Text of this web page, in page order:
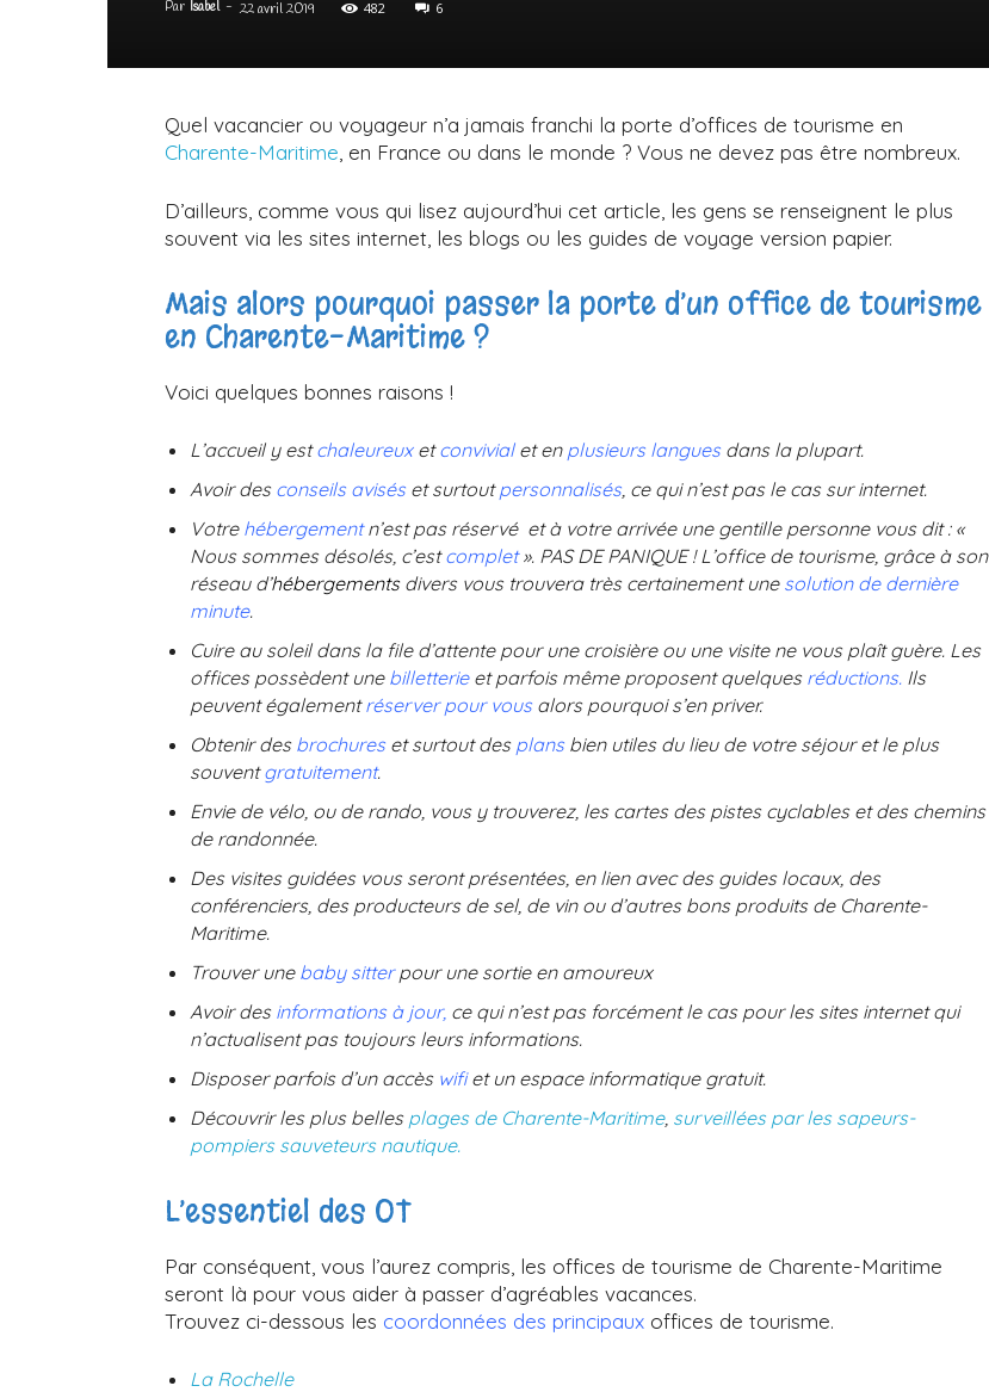
Par Isabel - 22 avril 2019 482 6
Quel vacancier ou voyageur n’a jamais franchi la porte d’offices de tourisme en
Charente-Maritime , en France ou dans le monde ? Vous ne devez pas être nombreux.
D’ailleurs, comme vous qui lisez aujourd’hui cet article, les gens se renseignent le plus
souvent via les sites internet, les blogs ou les guides de voyage version papier.
Mais alors pourquoi passer la porte d’un office de tourisme
en Charente-Maritime ?
Voici quelques bonnes raisons !
L’accueil y estchaleureux etconvivialet en plusieurs langues dans la plupart.
Avoir des conseils avisés et surtoutpersonnalisés , ce qui n’est pas le cas sur internet.
Votre hébergementn’est pas réservé et à votre arrivée une gentille personne vous dit : «
Nous sommes désolés, c’estcomplet». PAS DE PANIQUE ! L’office de tourisme, grâce à son
réseau d’hébergements divers vous trouvera très certainement une solution de dernière
minute.
Cuire au soleil dans la file d’attente pour une croisière ou une visite ne vous plaît guère. Les
offices possèdent une billetterie et parfois même proposent quelques réductions. Ils
peuvent égalementréserver pour vous alors pourquoi s’en priver.
Obtenir des brochures et surtout des plans bien utiles du lieu de votre séjour et le plus
souventgratuitement.
Envie de vélo, ou de rando, vous y trouverez, les cartes des pistes cyclables et des chemins
de randonnée.
Des visites guidées vous seront présentées, en lien avec des guides locaux, des
conférenciers, des producteurs de sel, de vin ou d’autres bons produits de Charente-
Maritime.
Trouver une baby sitterpour une sortie en amoureux
Avoir des informations à jour, ce qui n’est pas forcément le cas pour les sites internet qui
n’actualisent pas toujours leurs informations.
Disposer parfois d’un accès wifiet un espace informatique gratuit.
Découvrir les plus belles plages de Charente-Maritime, surveillées par les sapeurs-
pompiers sauveteurs nautique.
L’essentiel des OT
Par conséquent, vous l’aurez compris, les offices de tourisme de Charente-Maritime
seront là pour vous aider à passer d’agréables vacances.
Trouvez ci-dessous les coordonnées des principaux offices de tourisme.
La Rochelle